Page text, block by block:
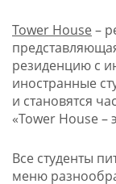
Tower House –
резиденцию с
иностранные
и становятся
«Tower House –
Все студенты
меню